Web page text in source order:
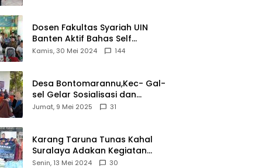
Dosen Fakultas Syariah UIN
Banten Aktif Bahas Self
Declare Halal dalam Forum
Kamis, 30 Mei 2024 144
Desa Bontomarannu,Kec- Gal-
sel Gelar Sosialisasi dan
Bimtek Pemutakhiran Data ID
Jumat, 9 Mei 2025 31
Karang Taruna Tunas Kahal
Suralaya Adakan Kegiatan
Bansos Terhadap Kaum
Senin, 13 Mei 2024 30